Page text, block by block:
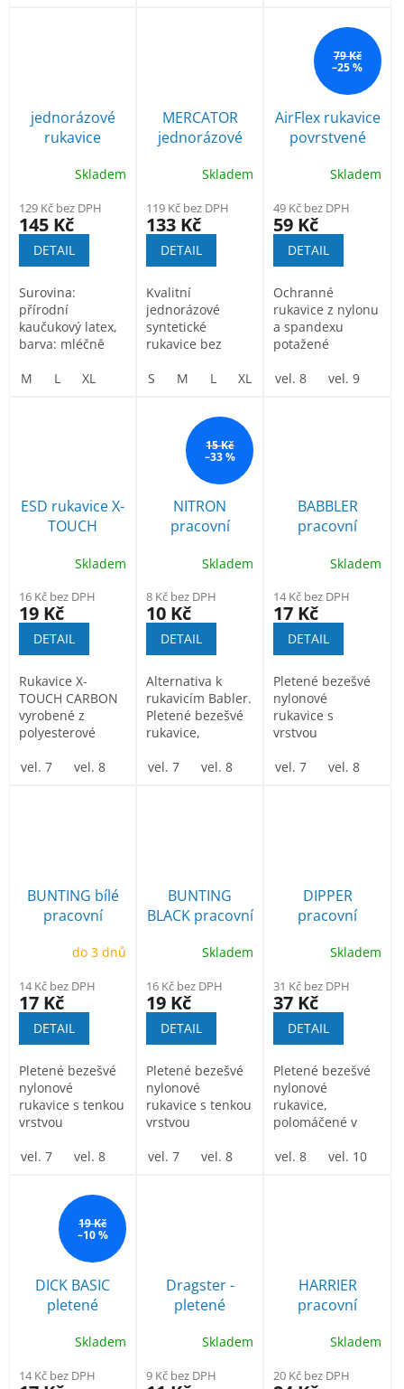
jednorázové
rukavice
Skladem
129 Kč bez DPH
145 Kč
DETAIL
Surovina:
přírodní
kaučukový latex,
barva: mléčně
texturovaný,...
M L XL
MERCATOR
jednorázové
nitrilové bez
Skladem
119 Kč bez DPH
133 Kč
DETAIL
Kvalitní
jednorázové
syntetické
rukavice bez
nitrilu. Měkké,
S M L XL
79 Kč
–25 %
AirFlex rukavice
povrstvené
pěnou
Skladem
49 Kč bez DPH
59 Kč
DETAIL
Ochranné
rukavice z nylonu
a spandexu
potažené
nitrilovou pěnou
vel. 8 vel. 9
ESD rukavice X-
TOUCH
Antistatické
Skladem
16 Kč bez DPH
19 Kč
DETAIL
Rukavice X-
TOUCH CARBON
vyrobené z
polyesterové
přídavkem
vel. 7 vel. 8 vel. 9 vel. 10
15 Kč
–33 %
NITRON
pracovní
povrstvené
Skladem
8 Kč bez DPH
10 Kč
DETAIL
Alternativa k
rukavicím Babler.
Pletené bezešvé
rukavice,
úplet s tenkou...
vel. 7 vel. 8 vel. 9 vel. 10
BABBLER
pracovní
povrstvené
Skladem
14 Kč bez DPH
17 Kč
DETAIL
Pletené bezešvé
nylonové
rukavice s
vrstvou
nitrilu v dlani a
vel. 7 vel. 8
BUNTING bílé
pracovní
povrstvené
do 3 dnů
14 Kč bez DPH
17 Kč
DETAIL
Pletené bezešvé
nylonové
rukavice s tenkou
vrstvou
dlani a na
vel. 7 vel. 8 vel. 9 vel. 10 vel. 11
BUNTING
BLACK pracovní
povrstvené
Skladem
16 Kč bez DPH
19 Kč
DETAIL
Pletené bezešvé
nylonové
rukavice s tenkou
vrstvou
dlani a na
vel. 7 vel. 8 vel. 9 vel. 10
DIPPER
pracovní
polomáčené v
Skladem
31 Kč bez DPH
37 Kč
DETAIL
Pletené bezešvé
nylonové
rukavice,
polomáčené v
protiskluzová
vel. 8 vel. 10
19 Kč
–10 %
DICK BASIC
pletené
polomáčené v
Skladem
14 Kč bez DPH
Dragster -
pletené
povrstvené
Skladem
9 Kč bez DPH
HARRIER
pracovní
polomáčené v
Skladem
20 Kč bez DPH